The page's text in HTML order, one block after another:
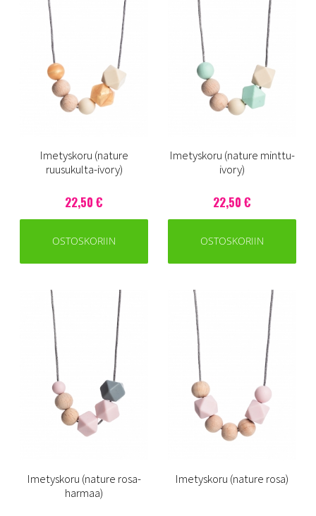
Imetyskoru (nature
ruusukulta-ivory)
22,50 €
OSTOSKORIIN
Imetyskoru (nature minttu-
ivory)
22,50 €
OSTOSKORIIN
Imetyskoru (nature rosa-
harmaa)
Imetyskoru (nature rosa)